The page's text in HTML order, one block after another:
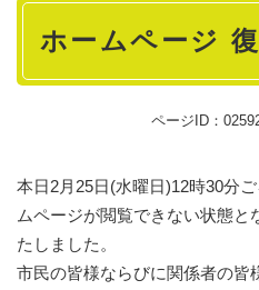
本
ホームページ
ページID：
本日2月25日(水曜日)12時30分
ムページが閲覧できない状態
たしました。
市民の皆様ならびに関係者の皆